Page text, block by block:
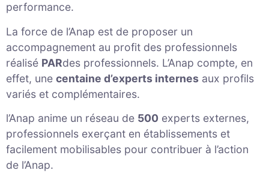
performance.
La force de l’Anap est de proposer un
accompagnement au profit des professionnels
réalisé PARdes professionnels. L’Anap compte, en
effet, une centaine d’experts internes aux profils
variés et complémentaires.
l’Anap anime un réseau de 500 experts externes,
professionnels exerçant en établissements et
facilement mobilisables pour contribuer à l’action
de l’Anap.